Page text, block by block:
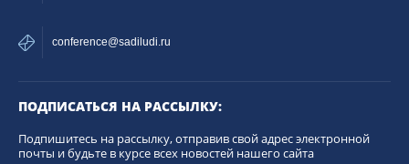
conference@sadiludi.ru
ПОДПИСАТЬСЯ НА РАССЫЛКУ:
Подпишитесь на рассылку, отправив свой адрес электронной
почты и будьте в курсе всех новостей нашего сайта